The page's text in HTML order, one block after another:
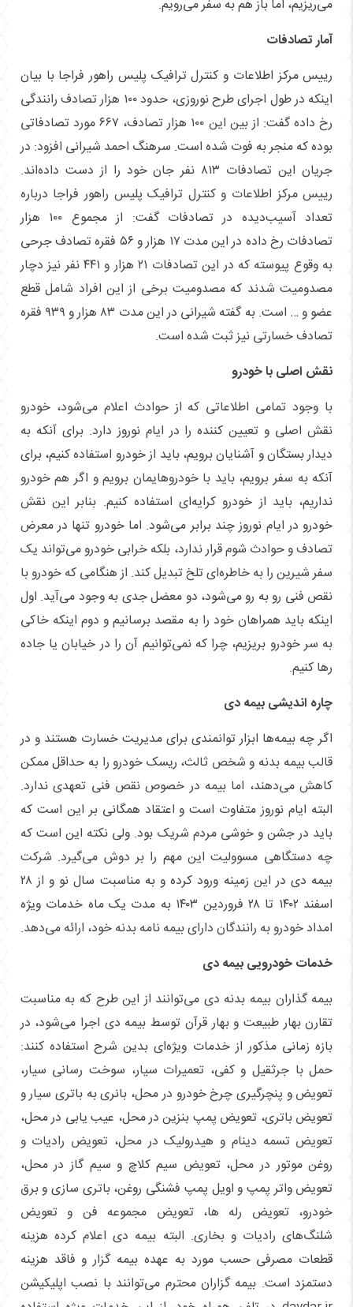
می‌ریزیم، اما باز هم به سفر می‌رویم.
آمار تصادفات
رییس مرکز اطلاعات و کنترل ترافیک پلیس راهور فراجا با بیان
اینکه در طول اجرای طرح نوروزی، حدود ۱۰۰ هزار تصادف رانندگی
رخ داده گفت: از بین این ۱۰۰ هزار تصادف، ۶۶۷ مورد تصادفاتی
بوده که منجر به فوت شده است. سرهنگ احمد شیرانی افزود: در
جریان این تصادفات ۸۱۳ نفر جان خود را از دست داده‌اند.
رییس مرکز اطلاعات و کنترل ترافیک پلیس راهور فراجا درباره
تعداد آسیب‌دیده در تصادفات گفت: از مجموع ۱۰۰ هزار
تصادفات رخ داده در این مدت ۱۷ هزار و ۵۶ فقره تصادف جرحی
به وقوع پیوسته که در این تصادفات ۲۱ هزار و ۴۴۱ نفر نیز دچار
مصدومیت شدند که مصدومیت برخی از این افراد شامل قطع
عضو و … است. به گفته شیرانی در این مدت ۸۳ هزار و ۹۳۹ فقره
تصادف خسارتی نیز ثبت شده است.
نقش اصلی با خودرو
با وجود تمامی اطلاعاتی که از حوادث اعلام می‌شود، خودرو
نقش اصلی و تعیین کننده را در ایام نوروز دارد. برای آنکه به
دیدار بستگان و آشنایان برویم، باید از خودرو استفاده کنیم، برای
آنکه به سفر برویم، باید با خودروهایمان برویم و اگر هم خودرو
نداریم، باید از خودرو کرایه‌ای استفاده کنیم. بنابر این نقش
خودرو در ایام نوروز چند برابر می‌شود. اما خودرو تنها در معرض
تصادف و حوادث شوم قرار ندارد، بلکه خرابی خودرو می‌تواند یک
سفر شیرین را به خاطره‌ای تلخ تبدیل کند. از هنگامی که خودرو با
نقص فنی رو به رو می‌شود، دو معضل جدی به وجود می‌آید. اول
اینکه باید همراهان خود را به مقصد برسانیم و دوم اینکه خاکی
به سر خودرو بریزیم، چرا که نمی‌توانیم آن را در خیابان یا جاده
رها کنیم.
چاره اندیشی بیمه دی
اگر چه بیمه‌ها ابزار توانمندی برای مدیریت خسارت هستند و در
قالب بیمه بدنه و شخص ثالث، ریسک خودرو را به حداقل ممکن
کاهش می‌دهند، اما بیمه در خصوص نقص فنی تعهدی ندارد.
البته ایام نوروز متفاوت است و اعتقاد همگانی بر این است که
باید در جشن و خوشی مردم شریک بود. ولی نکته این است که
چه دستگاهی مسوولیت این مهم را بر دوش می‌گیرد. شرکت
بیمه دی در این زمینه ورود کرده و به مناسبت سال نو و از ۲۸
اسفند ۱۴۰۲ تا ۲۸ فروردین ۱۴۰۳ به مدت یک ماه خدمات ویژه
امداد خودرو به رانندگان دارای بیمه نامه بدنه خود، ارائه می‌دهد.
خدمات خودرویی بیمه دی
بیمه گذاران بیمه بدنه دی می‌توانند از این طرح که به مناسبت
تقارن بهار طبیعت و بهار قرآن توسط بیمه دی اجرا می‌شود، در
بازه زمانی مذکور از خدمات ویژه‌ای بدین شرح استفاده کنند:
حمل با جرثقیل و کفی، تعمیرات سیار، سوخت رسانی سیار،
تعویض و پنچرگیری چرخ خودرو در محل، بانری به باتری سیار و
تعویض باتری، تعویض پمپ بنزین در محل، عیب یابی در محل،
تعویض تسمه دینام و هیدرولیک در محل، تعویض رادیات و
روغن موتور در محل، تعویض سیم کلاچ و سیم گاز در محل،
تعویض واتر پمپ و اویل پمپ فشنگی روغن، باتری سازی و برق
خودرو، تعویض رله ها، تعویض مجموعه فن و تعویض
شلنگ‌های رادیات و بخاری. البته بیمه دی اعلام کرده هزینه
قطعات مصرفی حسب مورد به عهده بیمه گزار و فاقد هزینه
دستمزد است. بیمه گزاران محترم می‌توانند با نصب اپلیکیشن